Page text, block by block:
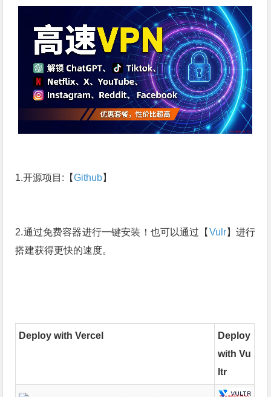
1.开源项目:【Github】
2.通过免费容器进行一键安装！也可以通过【 Vulr】进行
搭建获得更快的速度。
Deploy with Vercel
Deploy
with Vu
ltr